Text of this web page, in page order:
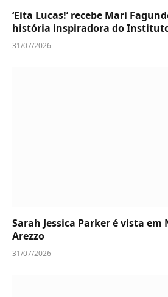
‘Eita Lucas!’ recebe Mari
história inspiradora do
31/07/2026
Sarah Jessica Parker é vista em
Arezzo
31/07/2026